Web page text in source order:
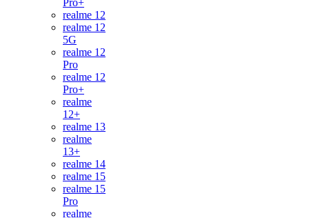
Pro+
realme 12
realme 12
5G
realme 12
Pro
realme 12
Pro+
realme
12+
realme 13
realme
13+
realme 14
realme 15
realme 15
Pro
realme